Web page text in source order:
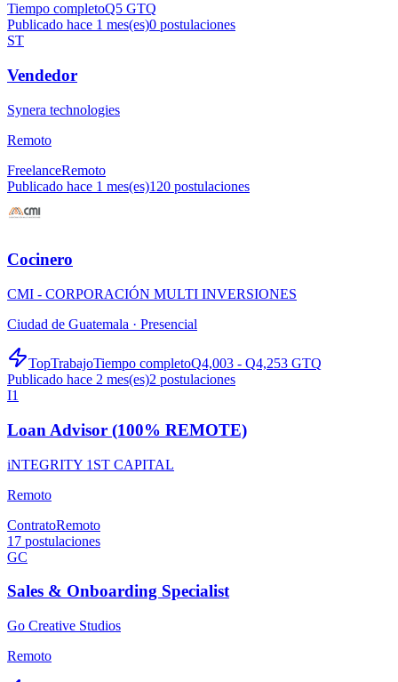
Tiempo completoQ5 GTQ
Publicado hace 1 mes(es)0 postulaciones
ST
Vendedor
Synera technologies
Remoto
FreelanceRemoto
Publicado hace 1 mes(es)120 postulaciones
Cocinero
CMI - CORPORACIÓN MULTI INVERSIONES
Ciudad de Guatemala · Presencial
TopTrabajoTiempo completoQ4,003 - Q4,253 GTQ
Publicado hace 2 mes(es)2 postulaciones
I1
Loan Advisor (100% REMOTE)
iNTEGRITY 1ST CAPITAL
Remoto
ContratoRemoto
17 postulaciones
GC
Sales & Onboarding Specialist
Go Creative Studios
Remoto